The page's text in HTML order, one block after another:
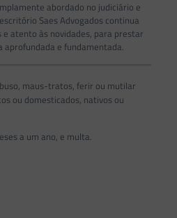
abordado no judiciário e
Saes Advogados continua
e atento às novidades, para prestar
aprofundada e fundamentada.
maus-tratos, ferir ou mutilar
ou domesticados, nativos ou
a um ano, e multa.